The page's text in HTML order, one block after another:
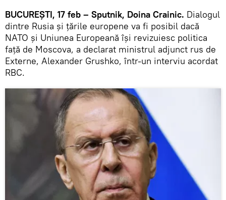
BUCUREŞTI, 17 feb – Sputnik, Doina Crainic. Dialogul
dintre Rusia și țările europene va fi posibil dacă
NATO și Uniunea Europeană își revizuiesc politica
față de Moscova, a declarat ministrul adjunct rus de
Externe, Alexander Grushko, într-un interviu acordat
RBC.